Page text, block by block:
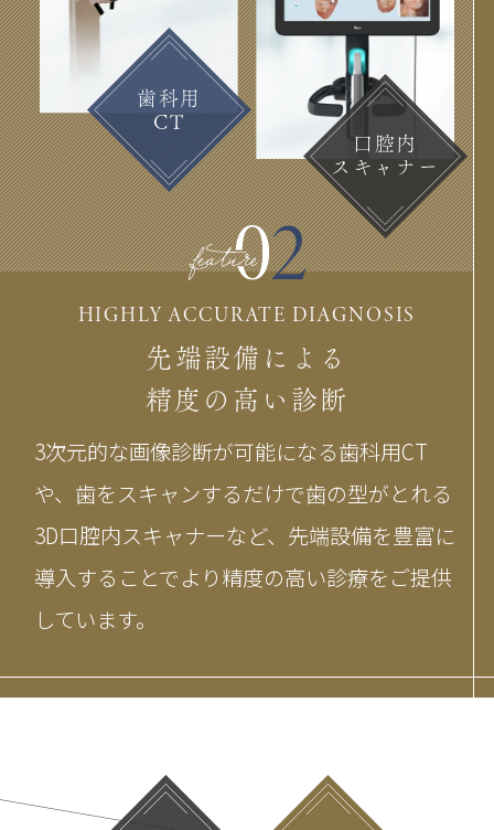
歯科用
CT
口腔内
スキャナー
HIGHLY ACCURATE DIAGNOSIS
先端設備による
精度の高い診断
3次元的な画像診断が可能になる歯科用CT
や、歯をスキャンするだけで歯の型がとれる
3D口腔内スキャナーなど、先端設備を豊富に
導入することでより精度の高い診療をご提供
しています。